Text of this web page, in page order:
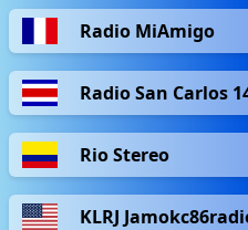
Radio MiAmigo
Radio San Carlos
Rio Stereo
KLRJ